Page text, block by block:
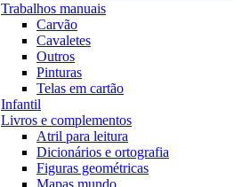
Trabalhos manuais
Carvão
Cavaletes
Outros
Pinturas
Telas em cartão
Infantil
Livros e complementos
Atril para leitura
Dicionários e ortografia
Figuras geométricas
Mapas mundo